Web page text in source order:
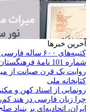
آخرین خبرها
کتیبه‌های ۶۰۰ ساله فارسی در هندوستان
شماره 101 نامۀ فرهنگستان منتشر شد
روایت یک قرن صیانت از
کتابخانه ملی
رونمایی از اسناد کهن و
چرا زبان فارسی در هند
ایران، اتحادیه‌ای بر